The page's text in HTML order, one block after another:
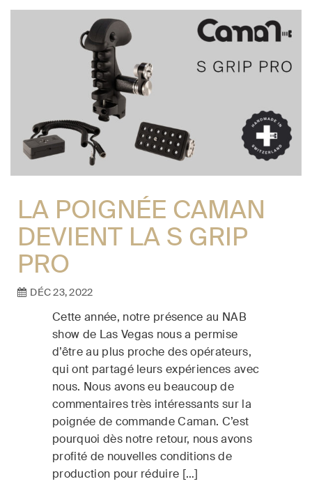
LA POIGNÉE CAMAN
DEVIENT LA S GRIP
PRO
DÉC 23, 2022
Cette année, notre présence au NAB
show de Las Vegas nous a permise
d’être au plus proche des opérateurs,
qui ont partagé leurs expériences avec
nous. Nous avons eu beaucoup de
commentaires très intéressants sur la
poignée de commande Caman. C’est
pourquoi dès notre retour, nous avons
profité de nouvelles conditions de
production pour réduire […]